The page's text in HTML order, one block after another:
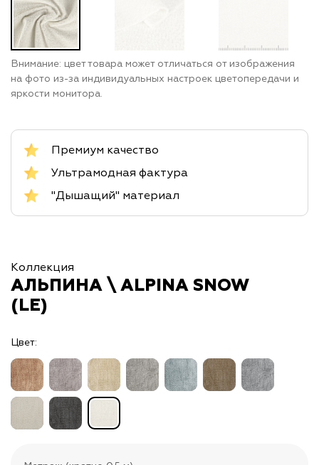
Внимание: цвет товара может отличаться от изображения
на фото из-за индивидуальных настроек цветопередачи и
яркости монитора.
Премиум качество
Ультрамодная фактура
"Дышащий" материал
Коллекция
АЛЬПИНА \ ALPINA SNOW
(LE)
Цвет: